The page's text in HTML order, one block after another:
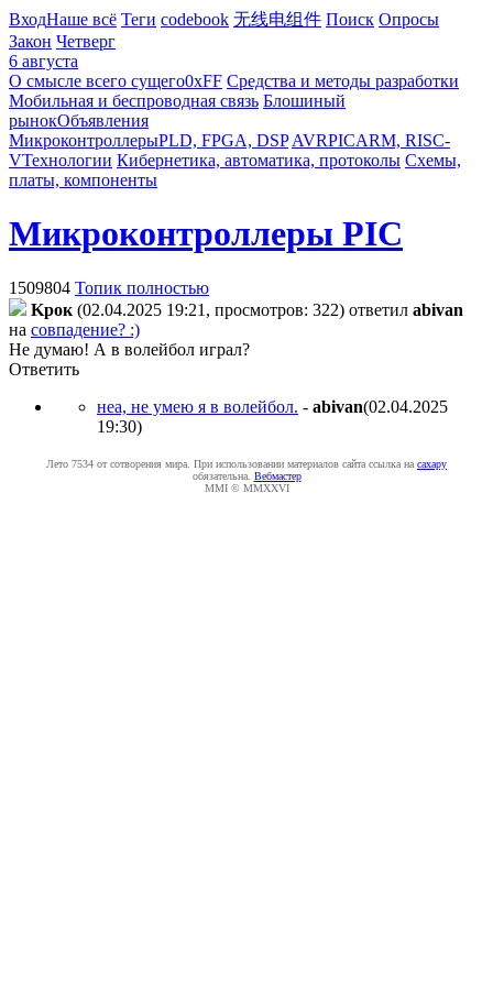
ВходНаше всё Теги codebook 无线电组件 Поиск Опросы
Закон Четверг
6 августа
О смысле всего сущего0xFF Средства и методы разработки
Мобильная и беспроводная связь Блошиный
рынокОбъявления
МикроконтроллерыPLD, FPGA, DSP AVRPICARM, RISC-
VТехнологии Кибернетика, автоматика, протоколы Схемы,
платы, компоненты
Микроконтроллеры PIC
1509804 Топик полностью
Kpoк (02.04.2025 19:21, просмотров: 322) ответил abivan
на совпадение? :)
Не думаю! А в волейбол играл?
Ответить
неа, не умею я в волейбол. - abivan(02.04.2025
19:30)
Лето 7534 от сотворения мира. При использовании материалов сайта ссылка на caxapу
обязательна. Вебмастер
MMI © MMXXVI